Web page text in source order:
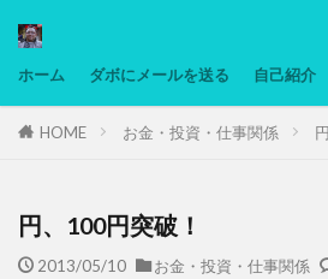
ホーム ダボにメールを送る 自己紹介
HOME お金・投資・仕事関係
円、100円突破！
2013/05/10 お金・投資・仕事関係
タグ
マレーシア動画